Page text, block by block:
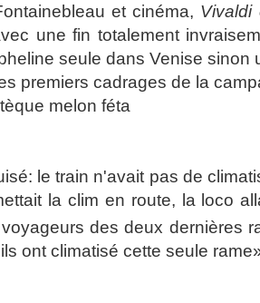
et cinéma, Vivaldi
une fin totalement
seule dans Venise sinon
premiers cadrages de la
melon féta
le train n'avait pas de
la clim en route, la loco
des deux dernières
ont climatisé cette seule